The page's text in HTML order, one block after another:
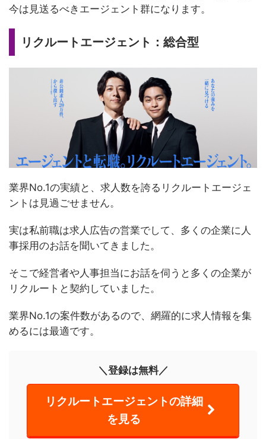
今は見送るべきエージェント群になります。
リクルートエージェント：総合型
業界No.1の実績と、求人数を誇るリクルートエージェ
ントは見過ごせません。
実は私前職は求人広告の営業でして、多くの企業に人
事採用のお話を聞いてきました。
そこで経営者や人事担当にお話を伺うと多くの企業が
リクルートと契約していました。
業界No.1の案件数があるので、網羅的に求人情報を集
めるには最適です。
＼登録は無料／
リクルートエージェントの詳細
を見る